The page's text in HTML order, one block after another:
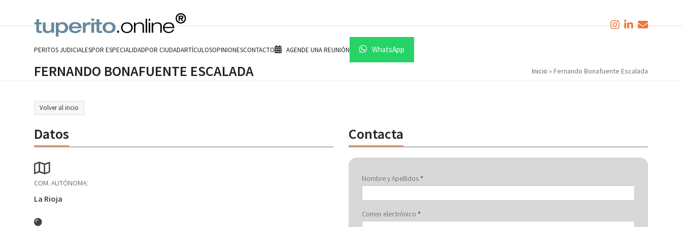
PERITOS JUDICIALESPOR ESPECIALIDADPOR CIUDADARTÍCULOSOPINIONESCONTACTO AGENDE UNA REUNIÓN WhatsApp
FERNANDO BONAFUENTE ESCALADA Inicio » Fernando Bonafuente Escalada
Volver al incio
Datos
COM. AUTÓNOMA:
La Rioja
Contacta
Contactar
con
Nombre y Apellidos*
Correo electrónico *